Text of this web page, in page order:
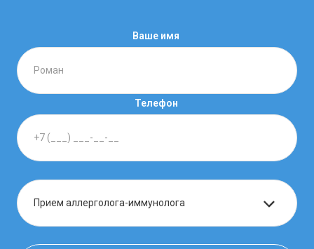
Ваше имя
Телефон